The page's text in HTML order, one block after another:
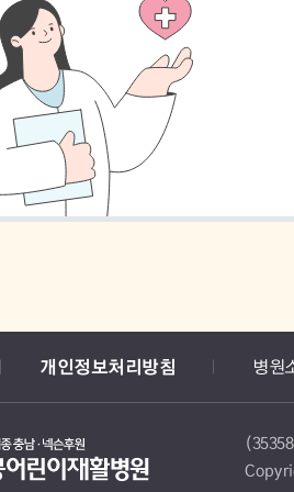
개인정보처리방침 병원